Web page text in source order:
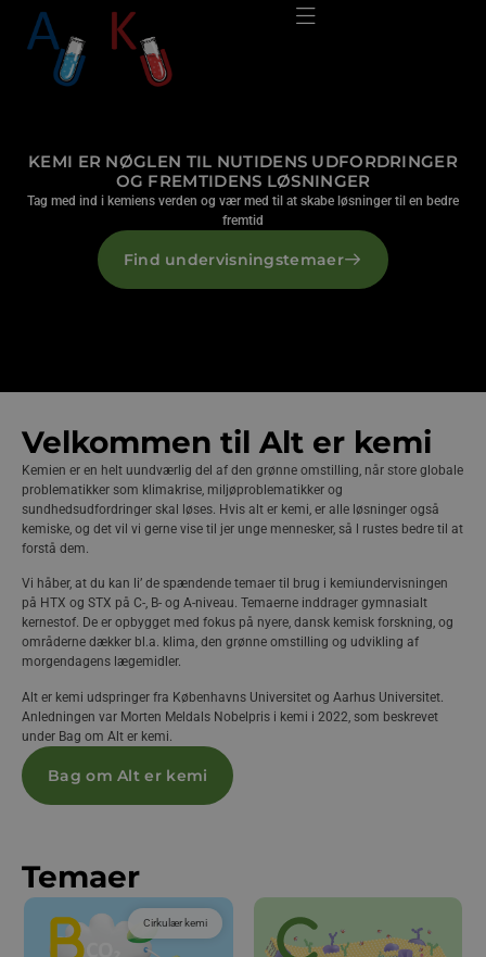
KEMI ER NØGLEN TIL NUTIDENS UDFORDRINGER
OG FREMTIDENS LØSNINGER
Tag med ind i kemiens verden og vær med til at skabe løsninger til en bedre
fremtid
Find undervisningstemaer
Velkommen til Alt er kemi
Kemien er en helt uundværlig del af den grønne omstilling, når store globale
problematikker som klimakrise, miljøproblematikker og
sundhedsudfordringer skal løses. Hvis alt er kemi, er alle løsninger også
kemiske, og det vil vi gerne vise til jer unge mennesker, så l rustes bedre til at
forstå dem.
Vi håber, at du kan li’ de spændende temaer til brug i kemiundervisningen
på HTX og STX på C-, B- og A-niveau. Temaerne inddrager gymnasialt
kernestof. De er opbygget med fokus på nyere, dansk kemisk forskning, og
områderne dækker bl.a. klima, den grønne omstilling og udvikling af
morgendagens lægemidler.
Alt er kemi udspringer fra Københavns Universitet og Aarhus Universitet.
Anledningen var Morten Meldals Nobelpris i kemi i 2022, som beskrevet
under Bag om Alt er kemi.
Bag om Alt er kemi
Temaer
Cirkulær kemi